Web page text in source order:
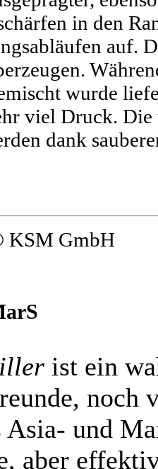
in den
auf.
wurde
viel Druck. Die
dank
KSM GmbH
ist ein
noch
Asia- und
aber